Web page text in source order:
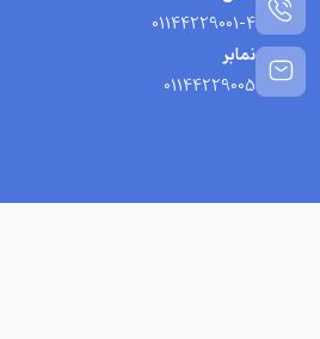
01144229001-4
نمابر
01144229005